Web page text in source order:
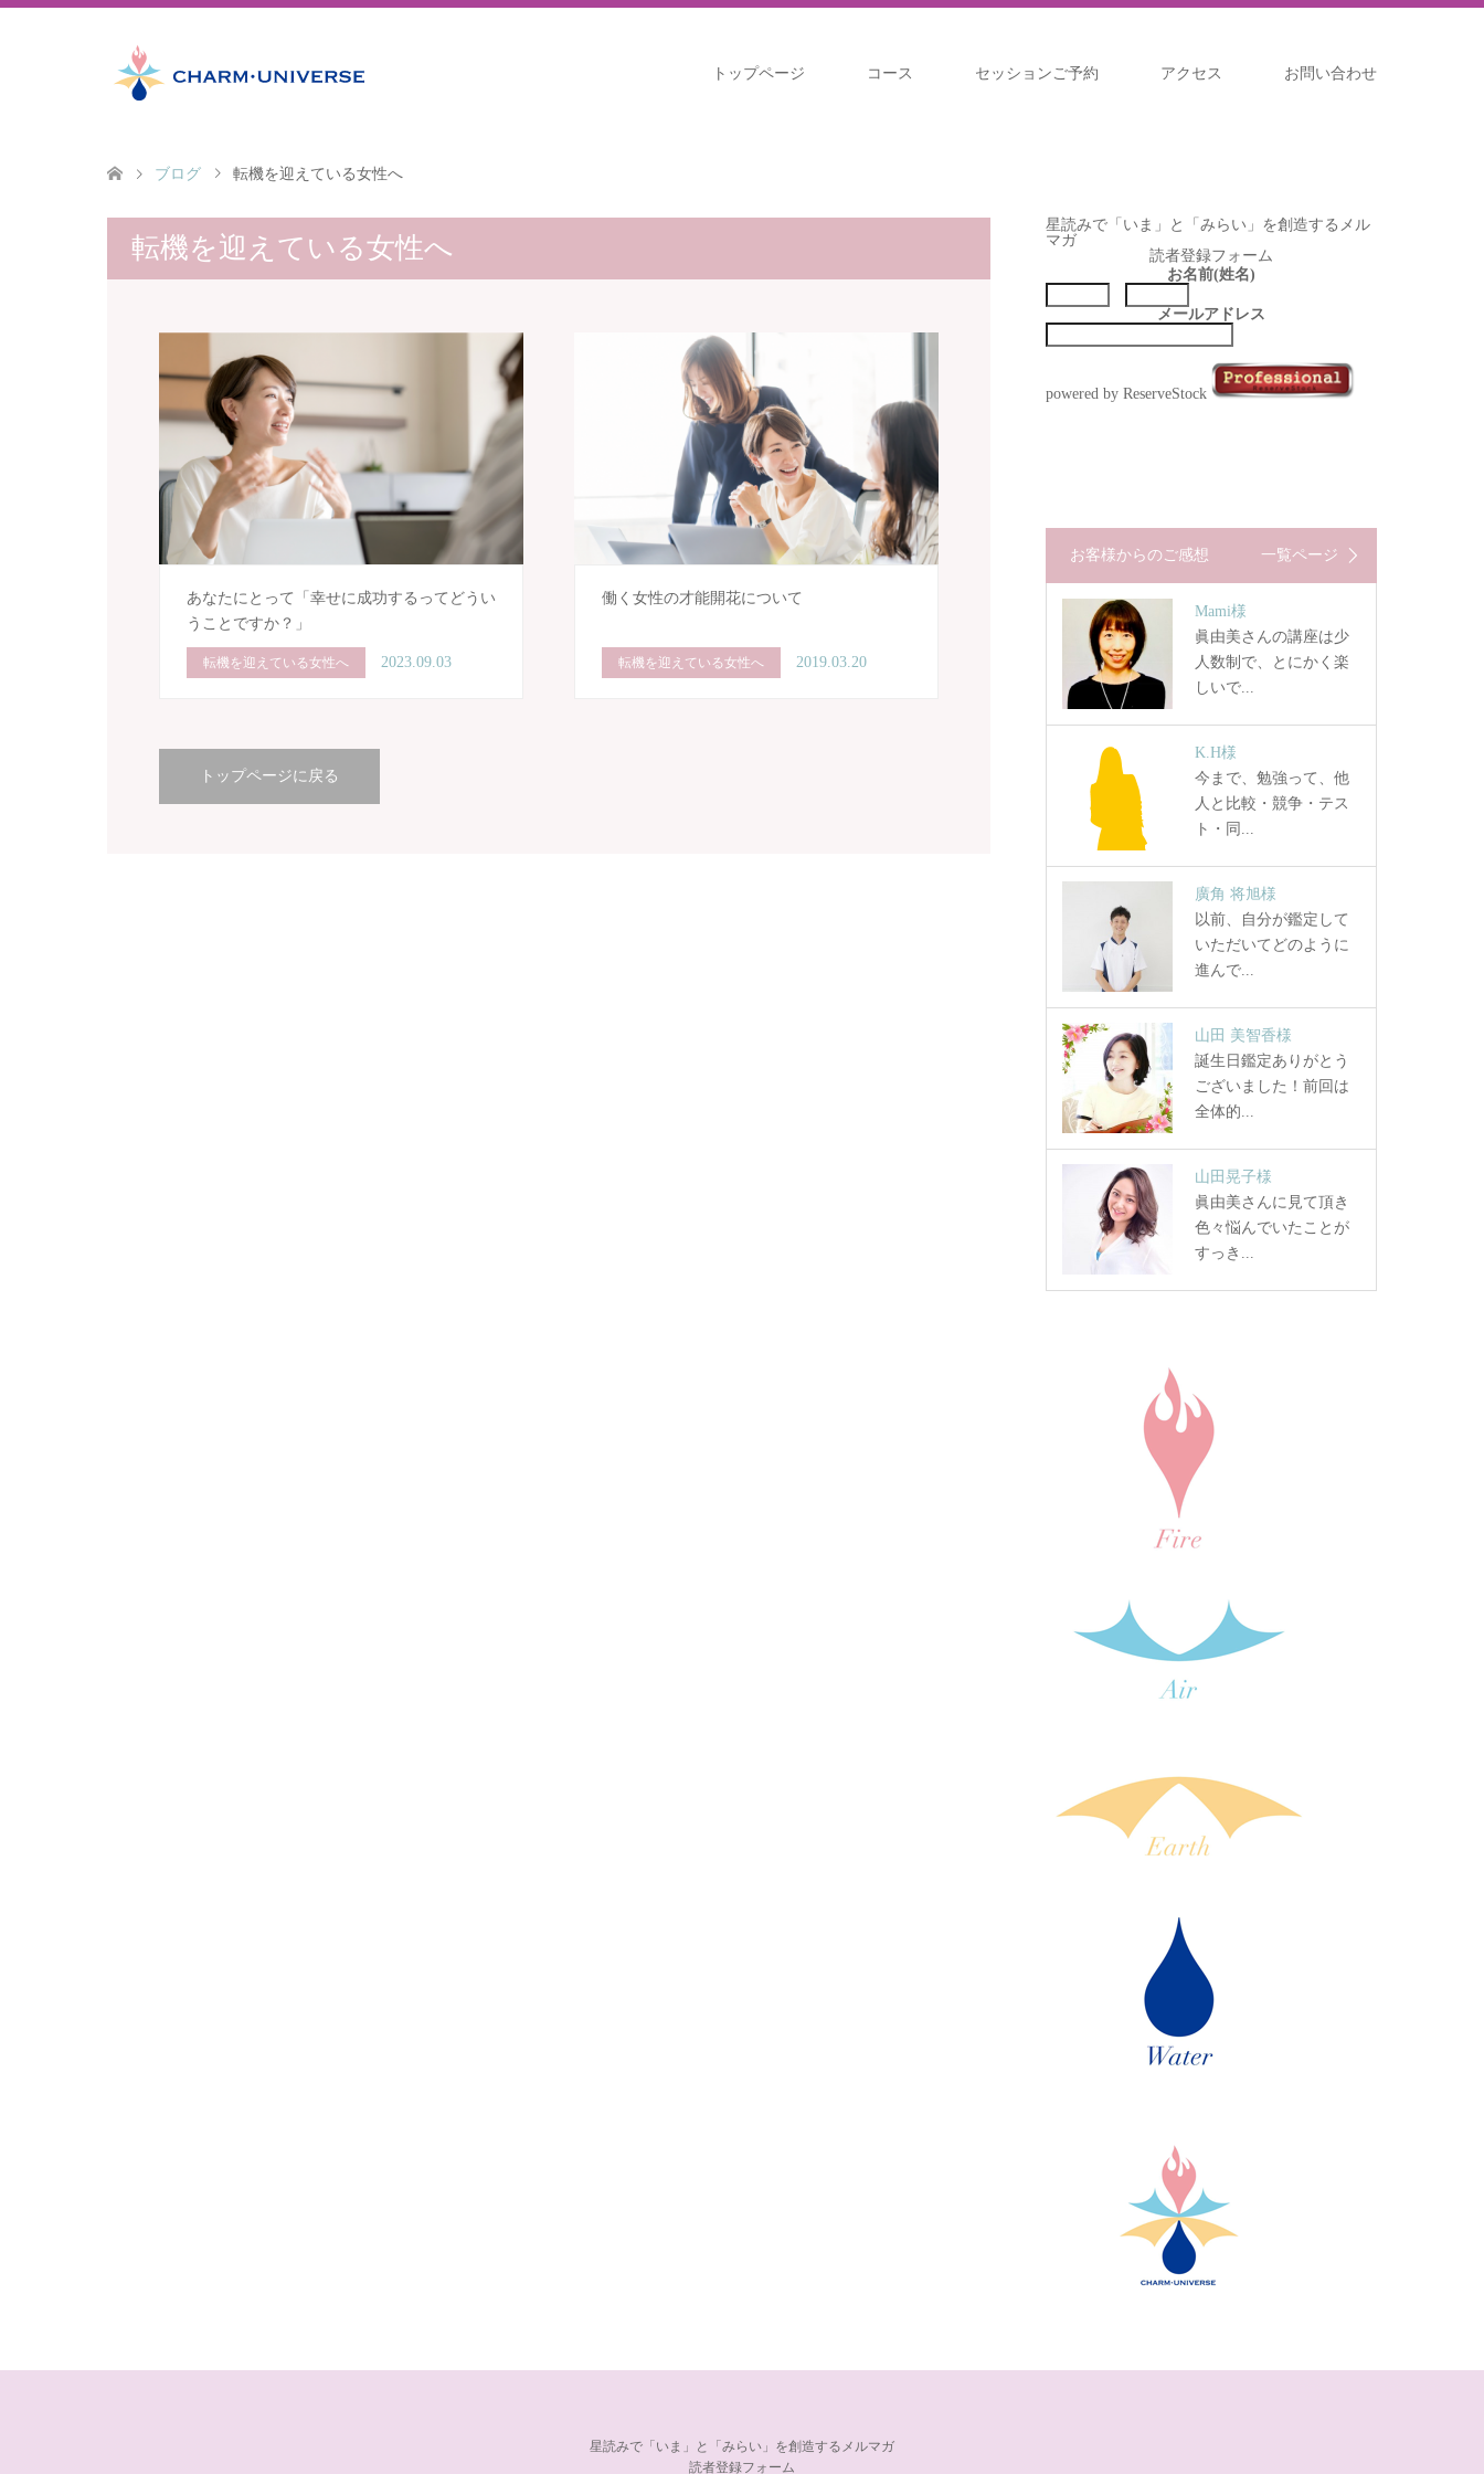
トップページ コース セッションご予約 アクセス お問い合わせ
ブログ 転機を迎えている女性へ
転機を迎えている女性へ
あなたにとって「幸せに成功するってどうい
うことですか？」
転機を迎えている女性へ 2023.09.03
働く女性の才能開花について
転機を迎えている女性へ 2019.03.20
トップページに戻る
星読みで「いま」と「みらい」を創造するメル
マガ
読者登録フォーム
お名前(姓名)
メールアドレス
powered by ReserveStock
お客様からのご感想 一覧ページ
Mami様
眞由美さんの講座は少
人数制で、とにかく楽
しいで...
K.H様
今まで、勉強って、他
人と比較・競争・テス
ト・同...
廣角 将旭様
以前、自分が鑑定して
いただいてどのように
進んで...
山田 美智香様
誕生日鑑定ありがとう
ございました！前回は
全体的...
山田晃子様
眞由美さんに見て頂き
色々悩んでいたことが
すっき...
星読みで「いま」と「みらい」を創造するメルマガ
読者登録フォーム